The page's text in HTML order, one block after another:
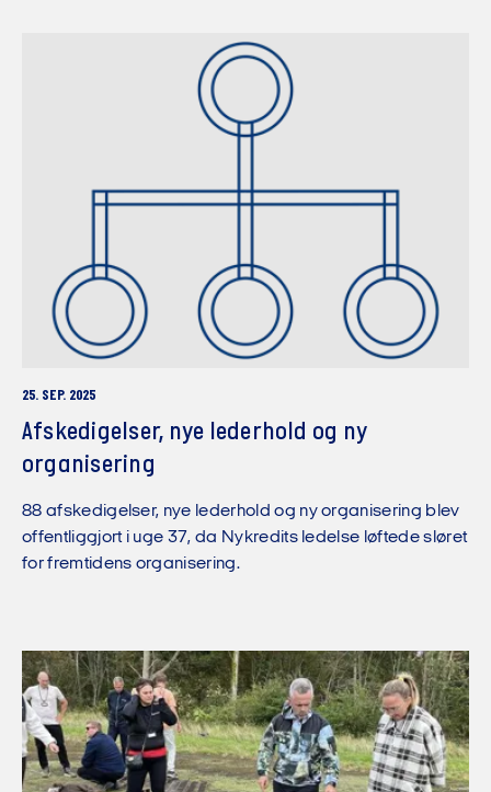
25. SEP. 2025
Afskedigelser, nye lederhold og ny
organisering
88 afskedigelser, nye lederhold og ny organisering blev
offentliggjort i uge 37, da Nykredits ledelse løftede sløret
for fremtidens organisering.